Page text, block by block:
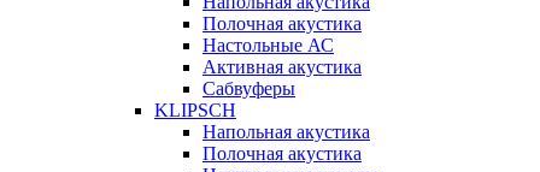
Полочная акустика
Настольные АС
Активная акустика
Сабвуферы
KLIPSCH
Напольная акустика
Полочная акустика